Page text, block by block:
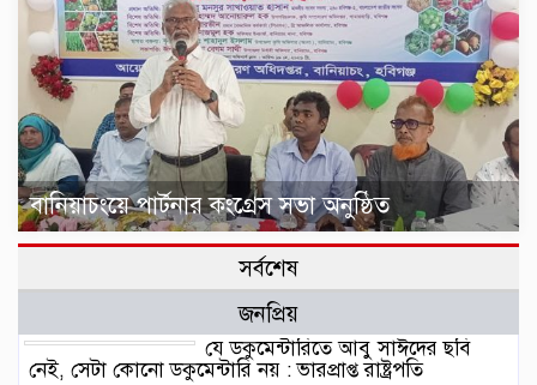
বানিয়াচংয়ে পার্টনার কংগ্রেস সভা অনুষ্ঠিত
সর্বশেষ
জনপ্রিয়
যে ডকুমেন্টারিতে আবু সাঈদের ছবি
নেই, সেটা কোনো ডকুমেন্টারি নয় : ভারপ্রাপ্ত রাষ্ট্রপতি